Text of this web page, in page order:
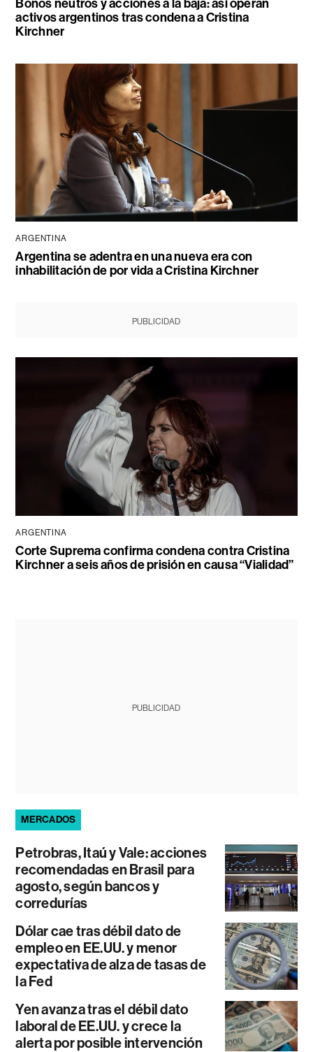
Bonos neutros y acciones a la baja: así operan
activos argentinos tras condena a Cristina
Kirchner
ARGENTINA
Argentina se adentra en una nueva era con
inhabilitación de por vida a Cristina Kirchner
PUBLICIDAD
ARGENTINA
Corte Suprema confirma condena contra Cristina
Kirchner a seis años de prisión en causa “Vialidad”
PUBLICIDAD
MERCADOS
Petrobras, Itaú y Vale: acciones
recomendadas en Brasil para
agosto, según bancos y
corredurías
Dólar cae tras débil dato de
empleo en EE.UU. y menor
expectativa de alza de tasas de
la Fed
Yen avanza tras el débil dato
laboral de EE.UU. y crece la
alerta por posible intervención